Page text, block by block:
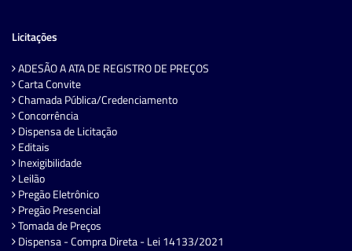
Licitações
ADESÃO A ATA DE REGISTRO DE PREÇOS
Carta Convite
Chamada Pública/Credenciamento
Concorrência
Dispensa de Licitação
Editais
Inexigibilidade
Leilão
Pregão Eletrônico
Pregão Presencial
Tomada de Preços
Dispensa - Compra Direta - Lei 14133/2021